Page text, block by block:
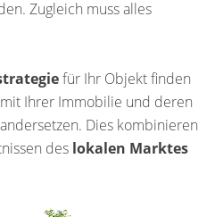
Zugleich muss alles
für Ihr Objekt finden
Ihrer Immobilie und deren
Dies kombinieren
des lokalen Marktes